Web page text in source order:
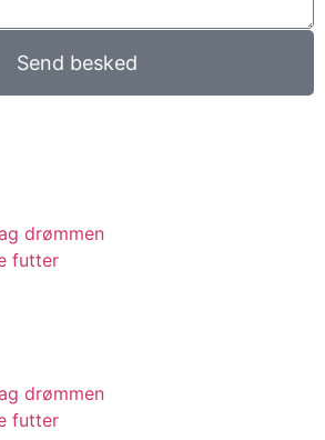
Send besked
drømmen
futter
drømmen
futter